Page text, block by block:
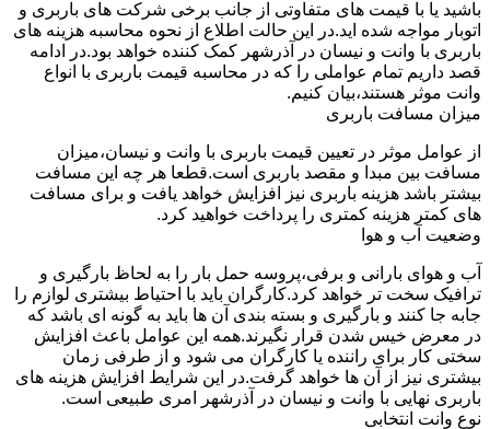
باشید یا با قیمت های متفاوتی از جانب برخی شرکت های باربری و
اتوبار مواجه شده اید.در این حالت اطلاع از نحوه محاسبه هزینه های
باربری با وانت و نیسان در آذرشهر کمک کننده خواهد بود.در ادامه
قصد داریم تمام عواملی را که در محاسبه قیمت باربری با انواع
وانت موثر هستند،بیان کنیم.
میزان مسافت باربری
از عوامل موثر در تعیین قیمت باربری با وانت و نیسان،میزان
مسافت بین مبدا و مقصد باربری است.قطعا هر چه این مسافت
بیشتر باشد هزینه باربری نیز افزایش خواهد یافت و برای مسافت
های کمتر هزینه کمتری را پرداخت خواهید کرد.
وضعیت آب و هوا
آب و هوای بارانی و برفی،پروسه حمل بار را به لحاظ بارگیری و
ترافیک سخت تر خواهد کرد.کارگران باید با احتیاط بیشتری لوازم را
جابه جا کنند و بارگیری و بسته بندی آن ها باید به گونه ای باشد که
در معرض خیس شدن قرار نگیرند.همه این عوامل باعث افزایش
سختی کار برای راننده یا کارگران می شود و از طرفی زمان
بیشتری نیز از آن ها خواهد گرفت.در این شرایط افزایش هزینه های
باربری نهایی با وانت و نیسان در آذرشهر امری طبیعی است.
نوع وانت انتخابی